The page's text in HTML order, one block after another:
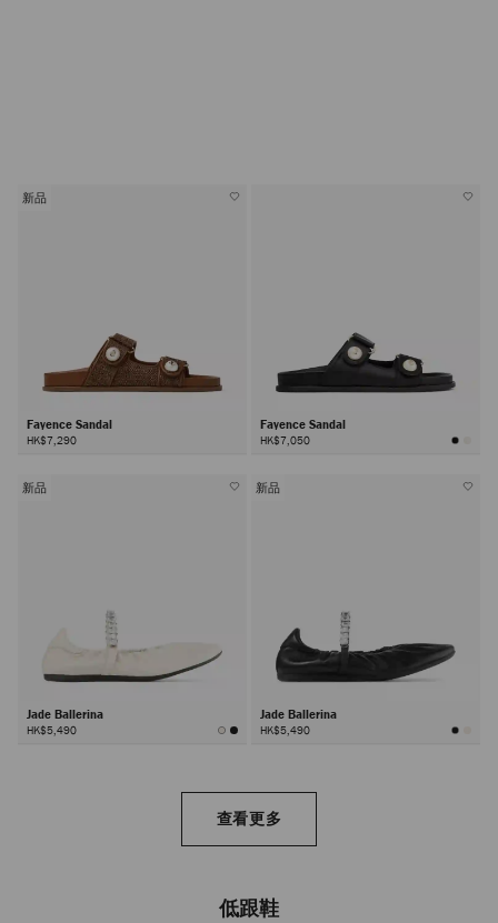
新品
Fayence Sandal
HK$7,290
Fayence Sandal
HK$7,050
新品
Jade Ballerina
HK$5,490
新品
Jade Ballerina
HK$5,490
查看更多
低跟鞋